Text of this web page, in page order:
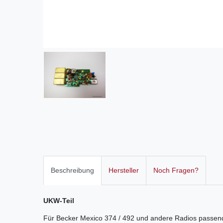
Beschreibung Hersteller Noch Fragen?
UKW-Teil
Für Becker Mexico 374 / 492 und andere Radios